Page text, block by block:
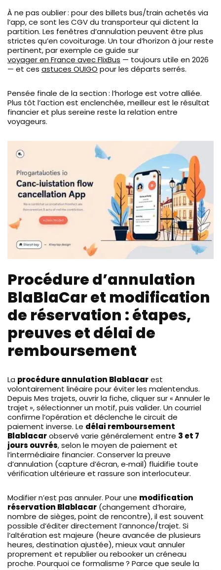
À ne pas oublier : pour des billets bus/train achetés via
l’app, ce sont les CGV du transporteur qui dictent la
partition. Les fenêtres d’annulation peuvent être plus
strictes qu’en covoiturage. Un tour d’horizon à jour reste
pertinent, par exemple ce guide sur
voyager en France avec FlixBus — toujours utile en 2026
— et ces astuces OUIGO pour les départs serrés.
Pensée finale de la section : l’horloge est votre alliée.
Plus tôt l’action est enclenchée, meilleur est le résultat
financier et plus sereine reste la relation entre
voyageurs.
Procédure d’annulation
BlaBlaCar et modification
de réservation : étapes,
preuves et délai de
remboursement
La procédure annulation Blablacarest
volontairement linéaire pour éviter les malentendus.
Depuis Mes trajets, ouvrir la fiche, cliquer sur « Annuler le
trajet », sélectionner un motif, puis valider. Un courriel
confirme l’opération et déclenche le circuit de
paiement inverse. Le délai remboursement
Blablacarobservé varie généralement entre 3 et 7
jours ouvrés, selon le moyen de paiement et
l’intermédiaire financier. Conserver la preuve
d’annulation (capture d’écran, e‑mail) fluidifie toute
vérification ultérieure et rassure son interlocuteur.
Modifier n’est pas annuler. Pour une modification
réservation Blablacar (changement d’horaire,
nombre de sièges, point de rencontre), il est souvent
possible d’éditer directement l’annonce/trajet. Si
l’altération est majeure (heure avancée de plusieurs
heures, destination ajustée), mieux vaut annuler
proprement et republier ou rebooker un créneau
proche. Pourquoi ce formalisme ? Parce que seule la